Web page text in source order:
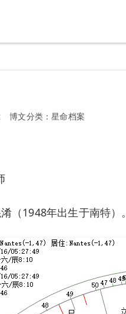
博文分类：星命档案
（1948年出生于南特）。